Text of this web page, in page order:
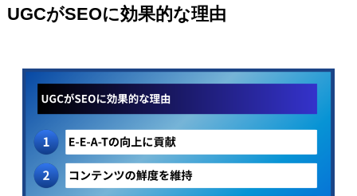
UGCがSEOに効果的な理由